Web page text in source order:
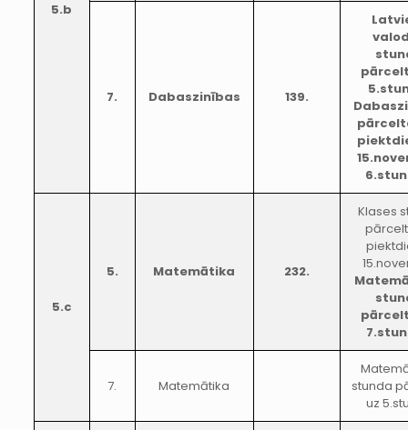
5.b
7. Dabaszinības 139.
5.c
5. Matemātika 232.
Klases
7. Matemātika
stunda
uz